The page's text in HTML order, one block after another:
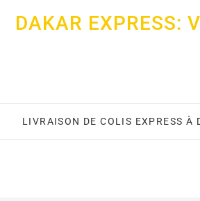
DAKAR EXPRESS:
LIVRAISON DE COLIS EXPRESS À